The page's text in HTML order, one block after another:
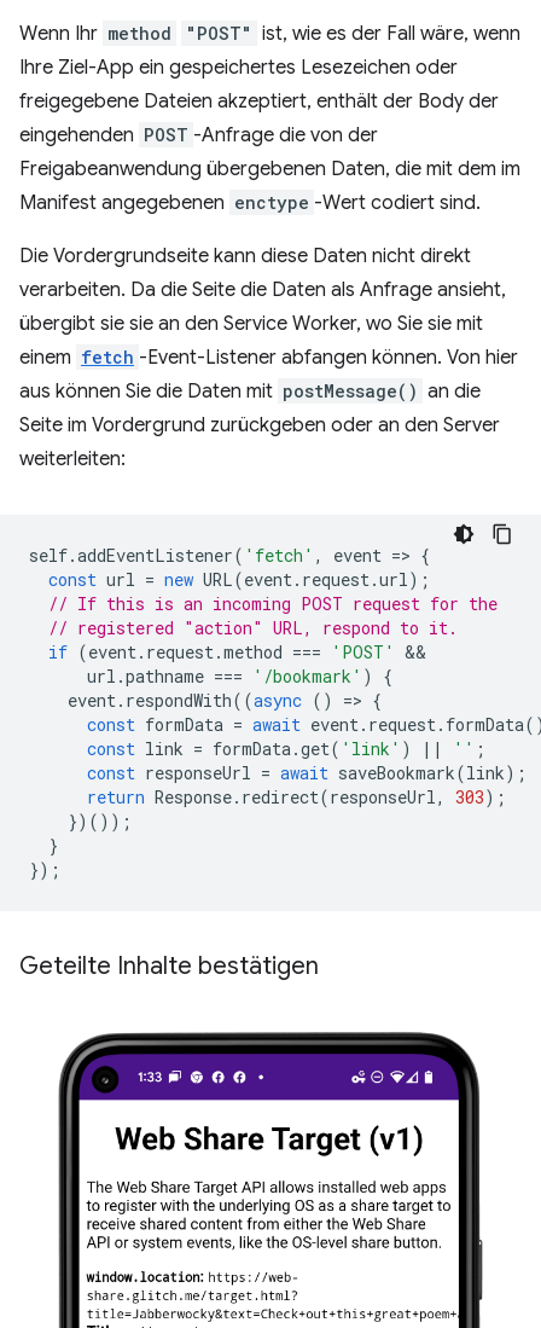
Wenn Ihr method "POST" ist, wie es der Fall wäre, wenn
Ihre Ziel-App ein gespeichertes Lesezeichen oder
freigegebene Dateien akzeptiert, enthält der Body der
eingehenden POST -Anfrage die von der
Freigabeanwendung übergebenen Daten, die mit dem im
Manifest angegebenen enctype -Wert codiert sind.
Die Vordergrundseite kann diese Daten nicht direkt
verarbeiten. Da die Seite die Daten als Anfrage ansieht,
übergibt sie sie an den Service Worker, wo Sie sie mit
einem fetch -Event-Listener abfangen können. Von hier
aus können Sie die Daten mit postMessage() an die
Seite im Vordergrund zurückgeben oder an den Server
weiterleiten:
self.addEventListener( 'fetch' , event => {
const url = new URL(event. request.url);
// If this is an incoming POST request for the
// registered "action" URL, respond to it.
if (event. request.method === 'POST'
url .pathname === '/bookmark' )
{
event. respondWith((async () => {
const formData = await event. request. formData
const link = formData.get( 'link' ) || '' ;
const responseUrl = await saveBookmark(link);
return Response. redirect(responseUrl, 303);
})());
}
});
Geteilte Inhalte bestätigen